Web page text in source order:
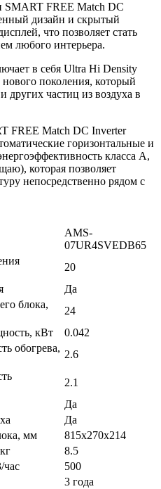
SMART FREE Match DC
дизайн и скрытый
что позволяет стать
любого интерьера.
в себя Ultra Hi Density
поколения, который
других частиц из воздуха в
FREE Match DC Inverter
горизонтальные и
класса А,
которая позволяет
непосредственно рядом с
AMS-
07UR4SVEDB65
20
Да
блока,
24
кВт
0.042
обогрева,
2.6
2.1
Да
Да
мм
815x270x214
8.5
час
500
3 года